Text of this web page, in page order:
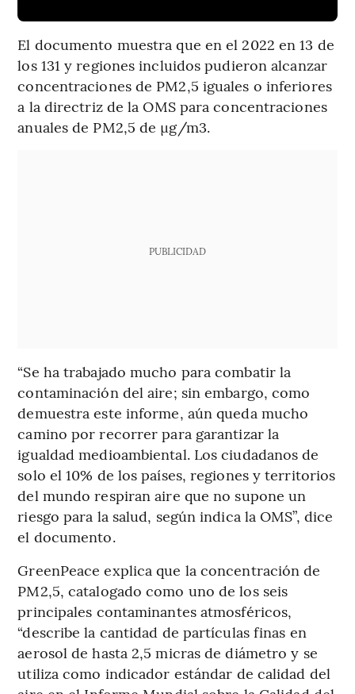
El documento muestra que en el 2022 en 13 de
los 131 y regiones incluidos pudieron alcanzar
concentraciones de PM2,5 iguales o inferiores
a la directriz de la OMS para concentraciones
anuales de PM2,5 de µg/m3.
PUBLICIDAD
“Se ha trabajado mucho para combatir la
contaminación del aire; sin embargo, como
demuestra este informe, aún queda mucho
camino por recorrer para garantizar la
igualdad medioambiental. Los ciudadanos de
solo el 10% de los países, regiones y territorios
del mundo respiran aire que no supone un
riesgo para la salud, según indica la OMS”, dice
el documento.
GreenPeace explica que la concentración de
PM2,5, catalogado como uno de los seis
principales contaminantes atmosféricos,
“describe la cantidad de partículas finas en
aerosol de hasta 2,5 micras de diámetro y se
utiliza como indicador estándar de calidad del